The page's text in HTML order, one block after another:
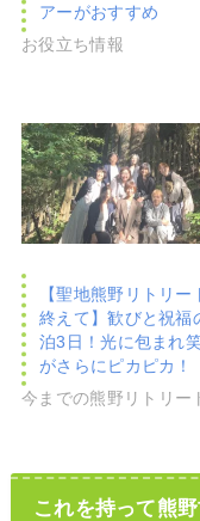
アーがおすすめ
お役立ち情報
【聖地熊野リトリー
終えて】歓びと祝福
泊3日！光に包まれ
がさらにピカピカ！
今までの熊野リトリー
これを持って熊